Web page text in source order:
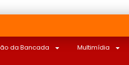
da Bancada Multimídia